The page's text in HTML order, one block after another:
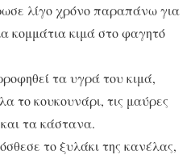
λίγο χρόνο παραπάνω για
κομμάτια κιμά στο φαγητό
τα υγρά του κιμά,
το κουκουνάρι, τις μαύρες
και τα κάστανα.
το ξυλάκι της κανέλας,